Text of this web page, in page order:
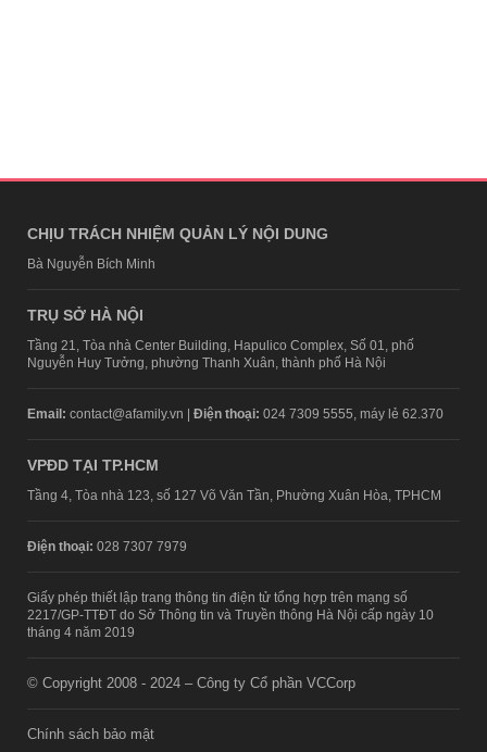
CHỊU TRÁCH NHIỆM QUẢN LÝ NỘI DUNG
Bà Nguyễn Bích Minh
TRỤ SỞ HÀ NỘI
Tầng 21, Tòa nhà Center Building, Hapulico Complex, Số 01, phố
Nguyễn Huy Tưởng, phường Thanh Xuân, thành phố Hà Nội
Email: contact@afamily.vn | Điện thoại: 024 7309 5555, máy lẻ 62.370
VPĐD TẠI TP.HCM
Tầng 4, Tòa nhà 123, số 127 Võ Văn Tần, Phường Xuân Hòa, TPHCM
Điện thoại: 028 7307 7979
Giấy phép thiết lập trang thông tin điện tử tổng hợp trên mạng số
2217/GP-TTĐT do Sở Thông tin và Truyền thông Hà Nội cấp ngày 10
tháng 4 năm 2019
© Copyright 2008 - 2024 – Công ty Cổ phần VCCorp
Chính sách bảo mật